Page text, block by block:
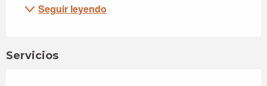
Seguir leyendo
Servicios